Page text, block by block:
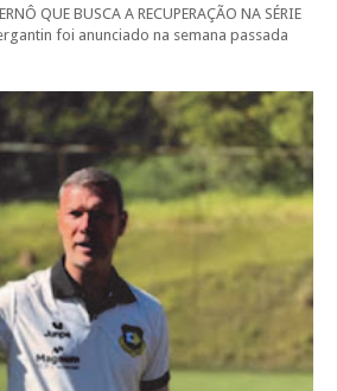
QUE BUSCA A RECUPERAÇÃO NA SÉRIE
foi anunciado na semana passada